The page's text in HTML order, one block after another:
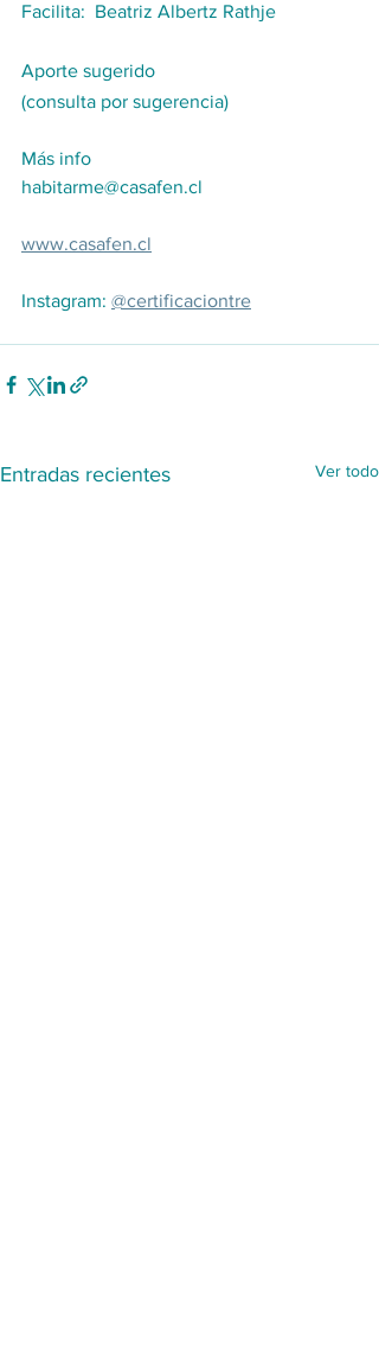
Facilita:  Beatriz Albertz Rathje
Aporte sugerido
(consulta por sugerencia)
Más info
habitarme@casafen.cl
www.casafen.cl
Instagram: @certificaciontre
Entradas recientes Ver todo